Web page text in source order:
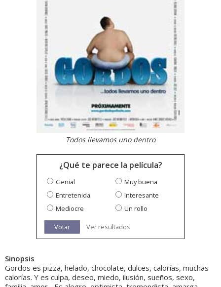
Todos llevamos uno dentro
¿Qué te parece la película?
Genial
Muy buena
Entretenida
Interesante
Mediocre
Un rollo
Votar Ver resultados
Sinopsis
Gordos es pizza, helado, chocolate, dulces, calorías, muchas
calorías. Y es culpa, deseo, miedo, ilusión, sueños, sexo,